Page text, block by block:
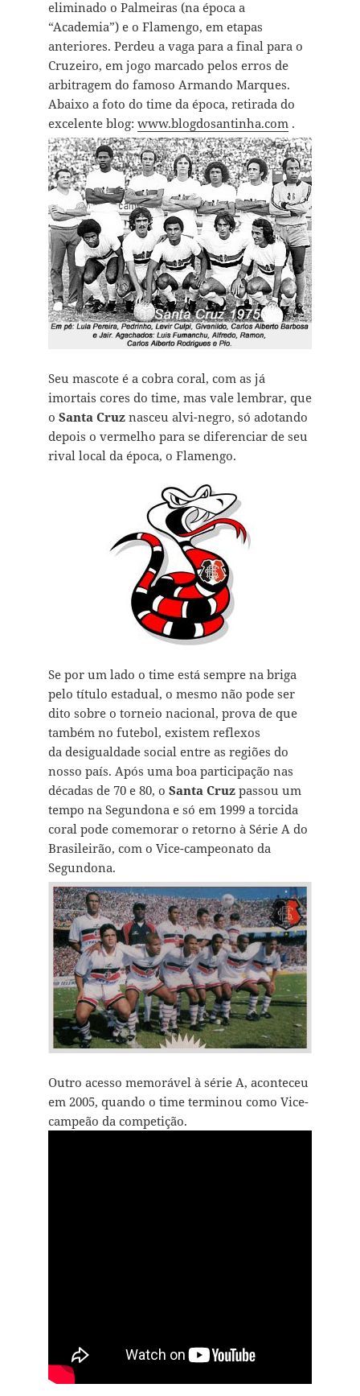
eliminado o Palmeiras (na época a
“Academia”) e o Flamengo, em etapas
anteriores. Perdeu a vaga para a final para o
Cruzeiro, em jogo marcado pelos erros de
arbitragem do famoso Armando Marques.
Abaixo a foto do time da época, retirada do
excelente blog: www.blogdosantinha.com.
Seu mascote é a cobra coral, com as já
imortais cores do time, mas vale lembrar, que
o Santa Cruz nasceu alvi-negro, só adotando
depois o vermelho para se diferenciar de seu
rival local da época, o Flamengo.
Se por um lado o time está sempre na briga
pelo título estadual, o mesmo não pode ser
dito sobre o torneio nacional, prova de que
também no futebol, existem reflexos
da desigualdade social entre as regiões do
nosso país. Após uma boa participação nas
décadas de 70 e 80, o Santa Cruz passou um
tempo na Segundona e só em 1999 a torcida
coral pode comemorar o retorno à Série A do
Brasileirão, com o Vice-campeonato da
Segundona.
Outro acesso memorável à série A, aconteceu
em 2005, quando o time terminou como Vice-
campeão da competição.